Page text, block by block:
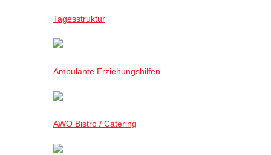
Tagesstruktur
Ambulante Erziehungshilfen
AWO Bistro / Catering